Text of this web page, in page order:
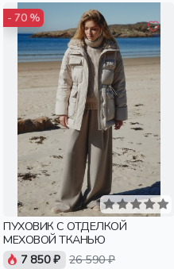
женщины, взрослые
- 70 %
ПУХОВИК С ОТДЕЛКОЙ
МЕХОВОЙ ТКАНЬЮ
7 850 ₽ 26 590 ₽